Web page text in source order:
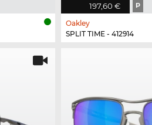
197,60 € P
Oakley
SPLIT TIME - 412914